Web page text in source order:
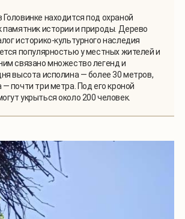
находится под охраной
памятник истории и природы. Дерево
историко-культурного наследия
популярностью у местных жителей и
связано множество легенд и
высота исполина — более 30 метров,
почти три метра. Под его кроной
укрыться около 200 человек.